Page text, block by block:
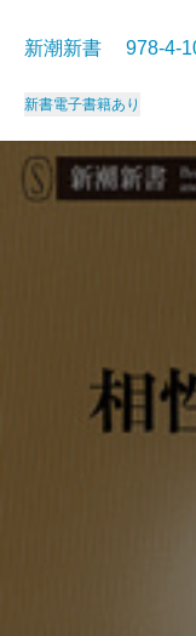
新潮新書 978-4-
新書電子書籍あり